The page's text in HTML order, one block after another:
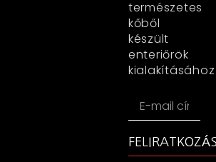
természetes
kőből
készült
enteriőrök
kialakításához